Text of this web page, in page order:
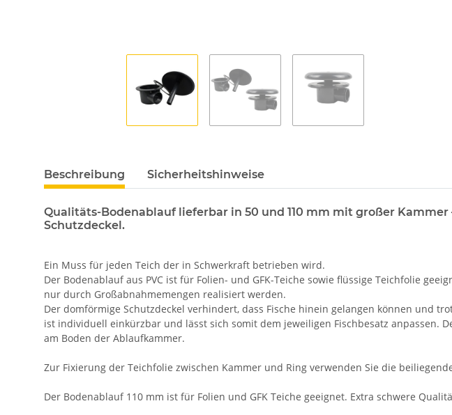
Beschreibung Sicherheitshinweise
Qualitäts-Bodenablauf lieferbar in 50 und 110 mm mit großer
Schutzdeckel.
Ein Muss für jeden Teich der in Schwerkraft betrieben wird.
Der Bodenablauf aus PVC ist für Folien- und GFK-Teiche sowie flüssige Teichfolie
nur durch Großabnahmemengen realisiert werden.
Der domförmige Schutzdeckel verhindert, dass Fische hinein gelangen können und
ist individuell einkürzbar und lässt sich somit dem jeweiligen Fischbesatz anpassen.
am Boden der Ablaufkammer.
Zur Fixierung der Teichfolie zwischen Kammer und Ring verwenden Sie die
Der Bodenablauf 110 mm ist für Folien und GFK Teiche geeignet. Extra schwere